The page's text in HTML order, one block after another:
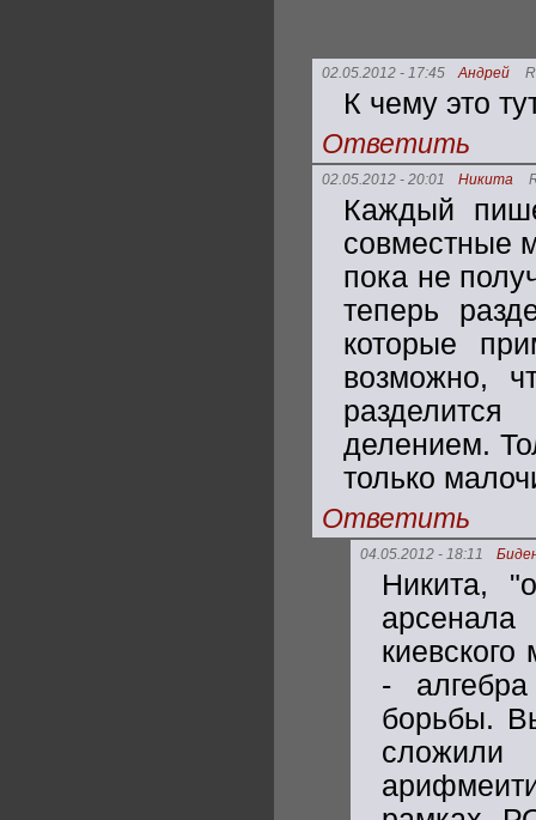
02.05.2012 - 17:45 Андрей
К чему это
Ответить
02.05.2012 - 20:01 Никита
Каждый
совместные
пока не
теперь
которые
возможно,
делением.
только
Ответить
04.05.2012 - 18:11
Никита,
-
борьбы.